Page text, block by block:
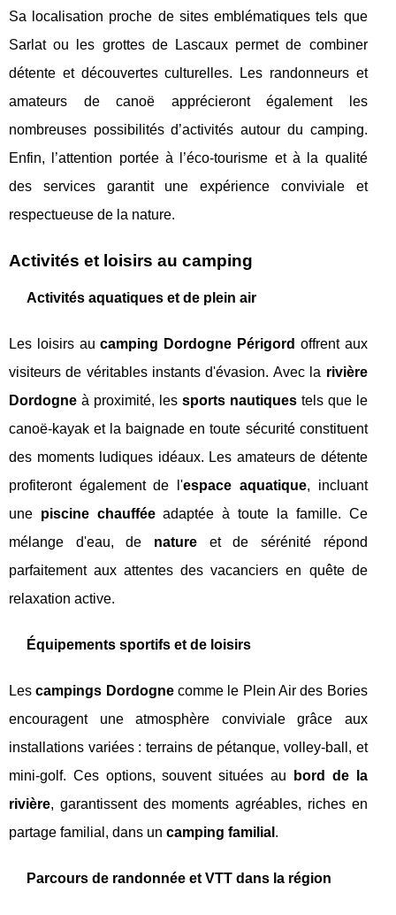
Sa localisation proche de sites emblématiques tels que
Sarlat ou les grottes de Lascaux permet de combiner
détente et découvertes culturelles. Les randonneurs et
amateurs de canoë apprécieront également les
nombreuses possibilités d’activités autour du camping.
Enfin, l’attention portée à l’éco-tourisme et à la qualité
des services garantit une expérience conviviale et
respectueuse de la nature.
Activités et loisirs au camping
Activités aquatiques et de plein air
Les loisirs aucamping Dordogne Périgord offrent aux
visiteurs de véritables instants d'évasion. Avec la rivière
Dordogne à proximité, les sports nautiquestels que le
canoë-kayak et la baignade en toute sécurité constituent
des moments ludiques idéaux. Les amateurs de détente
profiteront également de l'espace aquatique, incluant
une piscine chaufféeadaptée à toute la famille. Ce
mélange d'eau, de natureet de sérénité répond
parfaitement aux attentes des vacanciers en quête de
relaxation active.
Équipements sportifs et de loisirs
Lescampings Dordognecomme le Plein Air des Bories
encouragent une atmosphère conviviale grâce aux
installations variées : terrains de pétanque, volley-ball, et
mini-golf. Ces options, souvent situées au
bord de la
rivière, garantissent des moments agréables, riches en
partage familial, dans un camping familial .
Parcours de randonnée et VTT dans la région